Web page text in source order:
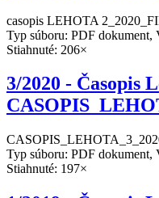
casopis LEHOTA
Typ súboru: PDF
Stiahnuté: 206×
3/2020 - Časopis
Typ súboru: PDF
Stiahnuté: 197×